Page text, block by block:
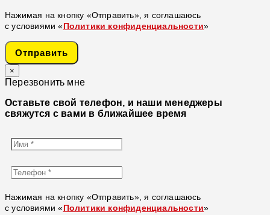
Нажимая на кнопку «Отправить», я соглашаюсь
с условиями « Политики конфиденциальности»
Отправить
×
Перезвонить мне
Оставьте свой телефон, и наши менеджеры
свяжутся с вами в ближайшее время
Нажимая на кнопку «Отправить», я соглашаюсь
с условиями « Политики конфиденциальности»